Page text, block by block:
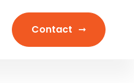
Contact